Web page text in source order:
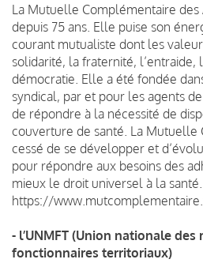
La Mutuelle Complémentaire
depuis 75 ans. Elle puise son
courant mutualiste dont les
solidarité, la fraternité,
démocratie. Elle a été fondée
syndical, par et pour les agents
de répondre à la nécessité de
couverture de santé. La Mutuelle
cessé de se développer et
pour répondre aux besoins des
mieux le droit universel à la santé.
https://
- l’UNMFT (Union nationale
fonctionnaires territoriaux)